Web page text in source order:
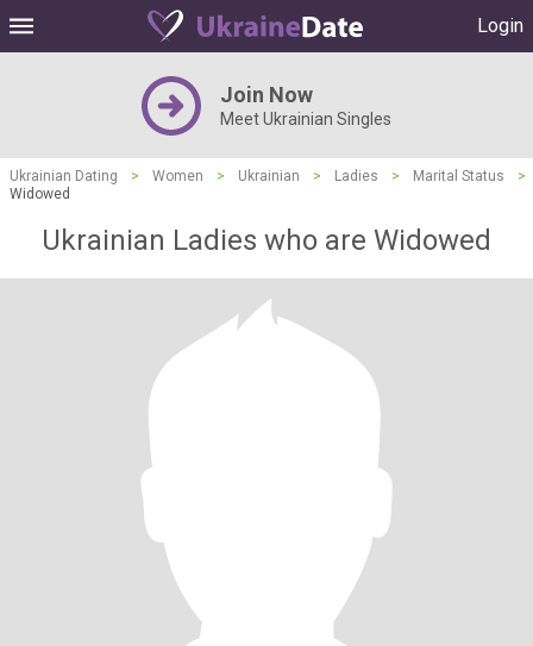
Login
Join Now
Meet Ukrainian Singles
Ukrainian Dating > Women > Ukrainian > Ladies > Marital Status
>
Widowed
Ukrainian Ladies who are Widowed